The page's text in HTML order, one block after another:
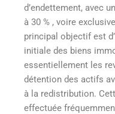
d’endettement, avec
à 30 % , voire
principal objectif est
initiale des biens
essentiellement les
détention des actifs
à la redistribution.
effectuée